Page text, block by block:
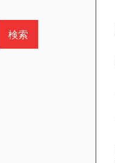
検索